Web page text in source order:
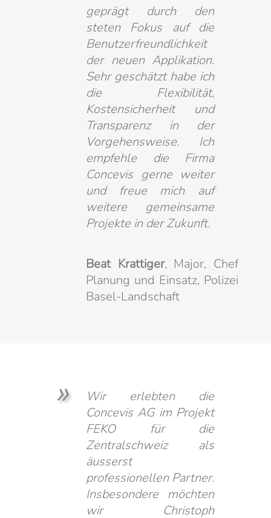
geprägt durch den
steten Fokus auf die
Benutzerfreundlichkeit
der neuen Applikation.
Sehr geschätzt habe ich
die Flexibilität,
Kostensicherheit und
Transparenz in der
Vorgehensweise. Ich
empfehle die Firma
Concevis gerne weiter
und freue mich auf
weitere gemeinsame
Projekte in der Zukunft.
Beat Krattiger, Major, Chef
Planung und Einsatz, Polizei
Basel-Landschaft
Wir erlebten die
Concevis AG im Projekt
FEKO für die
Zentralschweiz als
äusserst
professionellen Partner.
Insbesondere möchten
wir Christoph